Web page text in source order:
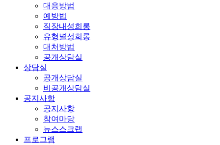
대응방법
예방법
직장내성희롱
유형별성희롱
대처방법
공개상담실
상담실
공개상담실
비공개상담실
공지사항
공지사항
참여마당
뉴스스크랩
프로그램